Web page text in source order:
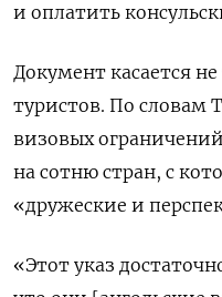
и оплатить
Документ касается
туристов. По словам
визовых
на сотню стран, с
«дружеские и
«Этот указ